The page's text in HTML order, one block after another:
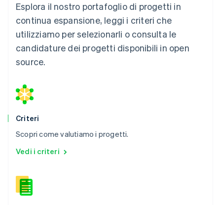
Esplora il nostro portafoglio di progetti in
continua espansione, leggi i criteri che
utilizziamo per selezionarli o consulta le
candidature dei progetti disponibili in open
source.
Criteri
Scopri come valutiamo i progetti.
Vedi i criteri